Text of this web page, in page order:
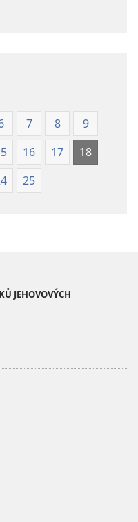
7 8
9
16 17
18
25
JEHOVOVÝCH